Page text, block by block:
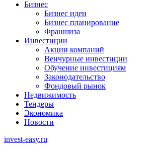
Бизнес
Бизнес идеи
Бизнес планирование
Франшиза
Инвестиции
Акции компаний
Венчурные инвестиции
Обучение инвестициям
Законодательство
Фондовый рынок
Недвижимость
Тендеры
Экономика
Новости
invest-easy.ru